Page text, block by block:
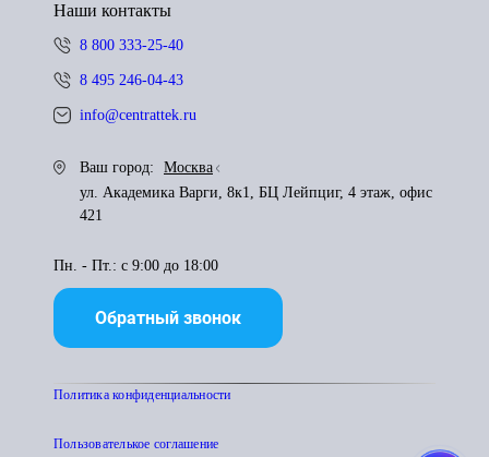
Наши контакты
8 800 333-25-40
8 495 246-04-43
info@centrattek.ru
Ваш город:
Москва
ул. Академика Варги, 8к1, БЦ Лейпциг, 4 этаж, офис
421
Пн. - Пт.: с 9:00 до 18:00
Обратный звонок
Политика конфиденциальности
Пользователькое соглашение